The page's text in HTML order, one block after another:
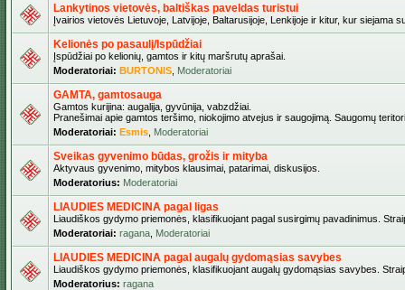
Lankytinos vietovės, baltiškas paveldas turistui
Įvairios vietovės Lietuvoje, Latvijoje, Baltarusijoje, Lenkijoje ir kitur, kur siejama
Kelionės po pasaulį/Ispūdžiai
Įspūdžiai po kelionių, gamtos ir kitų maršrutų aprašai.
Moderatoriai: BURTONIS Moderatoriai
GAMTA, gamtosauga
Gamtos kurijina: augalija, gyvūnija, vabzdžiai.
Pranešimai apie gamtos teršimo, niokojimo atvejus ir saugojimą. Saugomų
Moderatoriai: Esmis Moderatoriai
Sveikas gyvenimo būdas, grožis ir mityba
Aktyvaus gyvenimo, mitybos klausimai, patarimai, diskusijos.
Moderatorius: Moderatoriai
LIAUDIES MEDICINA pagal ligas
Liaudiškos gydymo priemonės, klasifikuojant pagal susirgimų pavadinimus.
Moderatoriai: ragana Moderatoriai
LIAUDIES MEDICINA pagal augalų gydomąsias savybes
Liaudiškos gydymo priemonės, klasifikuojant augalų gydomąsias savybes.
Moderatorius: ragana